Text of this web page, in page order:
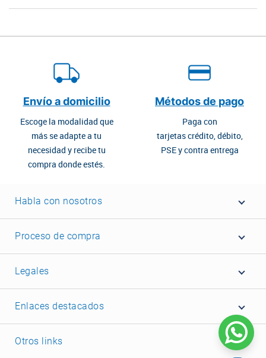
Envío a domicilio
Escoge la modalidad que
más se adapte a tu
necesidad y recibe tu
compra donde estés.
Métodos de pago
Paga con
tarjetas crédito, débito,
PSE y contra entrega
Habla con nosotros
Proceso de compra
Legales
Enlaces destacados
Otros links